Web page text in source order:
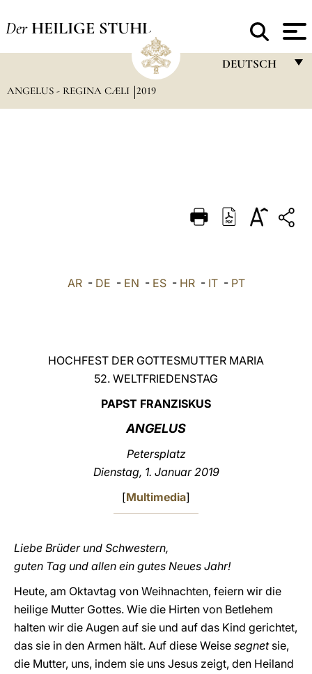
Der HEILIGE STUHL
DEUTSCH
DEUTSCH
العربيّة
ANGELUS - REGINA CÆLI 2019
AR- DE - EN - ES- HR- IT- PT
HOCHFEST DER GOTTESMUTTER MARIA
52. WELTFRIEDENSTAG
PAPST FRANZISKUS
ANGELUS
Petersplatz
Dienstag, 1. Januar 2019
[Multimedia]
Liebe Brüder und Schwestern,
guten Tag und allen ein gutes Neues Jahr!
Heute, am Oktavtag von Weihnachten, feiern wir die
heilige Mutter Gottes. Wie die Hirten von Betlehem
halten wir die Augen auf sie und auf das Kind gerichtet,
das sie in den Armen hält. Auf diese Weise segnet sie,
die Mutter, uns, indem sie uns Jesus zeigt, den Heiland